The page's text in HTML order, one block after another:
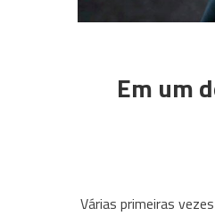
Em um
Várias primeiras